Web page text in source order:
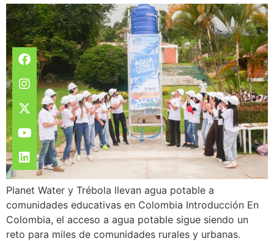
Planet Water y Trébola llevan agua potable a
comunidades educativas en Colombia Introducción En
Colombia, el acceso a agua potable sigue siendo un
reto para miles de comunidades rurales y urbanas.